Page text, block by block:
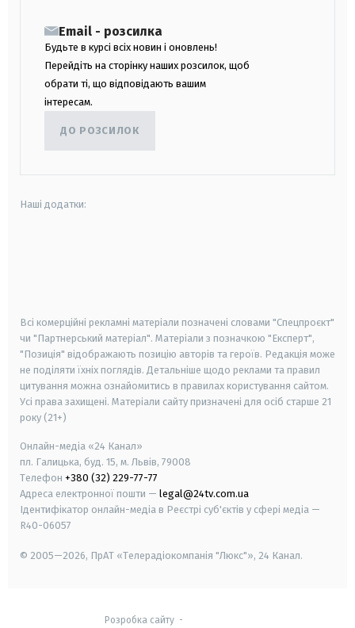
Email - розсилка
Будьте в курсі всіх новин і оновлень!
Перейдіть на сторінку наших розсилок, щоб
обрати ті, що відповідають вашим
інтересам.
ДО РОЗСИЛОК
Наші додатки:
Всі комерційні рекламні матеріали позначені словами "Спецпроєкт"
чи "Партнерський матеріал". Матеріали з позначкою "Експерт",
"Позиція" відображають позицію авторів та героїв. Редакція може
не поділяти їхніх поглядів. Детальніше щодо реклами та правил
цитування можна ознайомитись в правилах користування сайтом.
Усі права захищені. Матеріали сайту призначені для осіб старше 21
року (21+)
Онлайн-медіа «24 Канал»
пл. Галицька, буд. 15, м. Львів, 79008
Телефон +380 (32) 229-77-77
Адреса електронної пошти — legal@24tv.com.ua
Ідентифікатор онлайн-медіа в Реєстрі суб'єктів у сфері медіа —
R40-06057
© 2005—2026, ПрАТ «Телерадіокомпанія "Люкс"», 24 Канал.
Розробка сайту-